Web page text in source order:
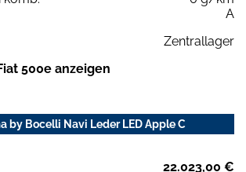
A
Zentrallager
500e anzeigen
by Bocelli Navi Leder LED Apple C
22.023,00 €